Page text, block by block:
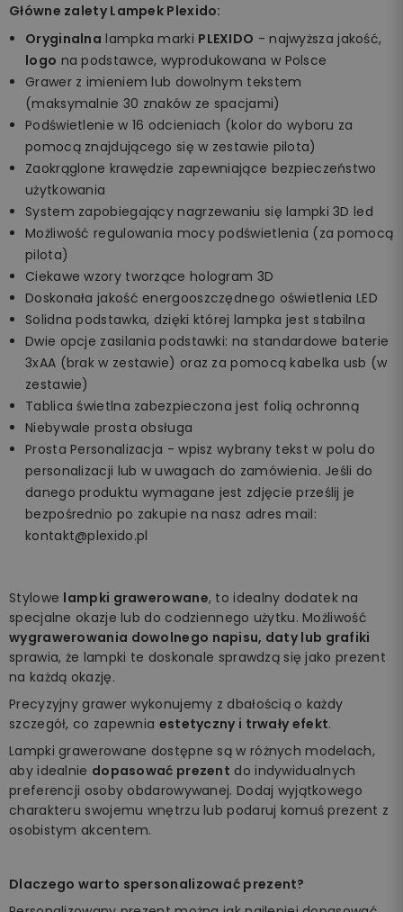
Główne zalety Lampek Plexido:
Oryginalna lampka marki PLEXIDO - najwyższa jakość,
logo na podstawce, wyprodukowana w Polsce
Grawer z imieniem lub dowolnym tekstem
(maksymalnie 30 znaków ze spacjami)
Podświetlenie w 16 odcieniach (kolor do wyboru za
pomocą znajdującego się w zestawie pilota)
Zaokrąglone krawędzie zapewniające bezpieczeństwo
użytkowania
System zapobiegający nagrzewaniu się lampki 3D led
Możliwość regulowania mocy podświetlenia (za pomocą
pilota)
Ciekawe wzory tworzące hologram 3D
Doskonała jakość energooszczędnego oświetlenia LED
Solidna podstawka, dzięki której lampka jest stabilna
Dwie opcje zasilania podstawki: na standardowe baterie
3xAA (brak w zestawie) oraz za pomocą kabelka usb (w
zestawie)
Tablica świetlna zabezpieczona jest folią ochronną
Niebywale prosta obsługa
Prosta Personalizacja - wpisz wybrany tekst w polu do
personalizacji lub w uwagach do zamówienia. Jeśli do
danego produktu wymagane jest zdjęcie prześlij je
bezpośrednio po zakupie na nasz adres mail:
kontakt@plexido.pl
Stylowe lampki grawerowane, to idealny dodatek na
specjalne okazje lub do codziennego użytku. Możliwość
wygrawerowania dowolnego napisu, daty lub grafiki
sprawia, że lampki te doskonale sprawdzą się jako prezent
na każdą okazję.
Precyzyjny grawer wykonujemy z dbałością o każdy
szczegół, co zapewnia estetyczny i trwały efekt.
Lampki grawerowane dostępne są w różnych modelach,
aby idealnie dopasować prezent do indywidualnych
preferencji osoby obdarowywanej. Dodaj wyjątkowego
charakteru swojemu wnętrzu lub podaruj komuś prezent z
osobistym akcentem.
Dlaczego warto spersonalizować prezent?